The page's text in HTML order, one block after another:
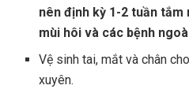
nên định kỳ 1-2 tuần
mùi hôi và các bệnh
Vệ sinh tai, mắt và chân
xuyên.